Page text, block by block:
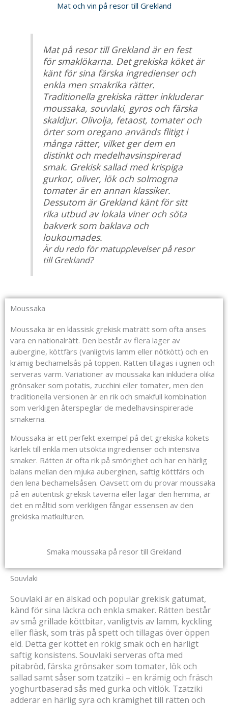
Mat och vin på resor till Grekland
Mat på resor till Grekland är en fest
för smaklökarna. Det grekiska köket är
känt för sina färska ingredienser och
enkla men smakrika rätter.
Traditionella grekiska rätter inkluderar
moussaka, souvlaki, gyros och färska
skaldjur. Olivolja, fetaost, tomater och
örter som oregano används flitigt i
många rätter, vilket ger dem en
distinkt och medelhavsinspirerad
smak. Grekisk sallad med krispiga
gurkor, oliver, lök och solmogna
tomater är en annan klassiker.
Dessutom är Grekland känt för sitt
rika utbud av lokala viner och söta
bakverk som baklava och
loukoumades.
Är du redo för matupplevelser på resor
till Grekland?
Moussaka
Moussaka är en klassisk grekisk maträtt som ofta anses
vara en nationalrätt. Den består av flera lager av
aubergine, köttfärs (vanligtvis lamm eller nötkött) och en
krämig bechamelsås på toppen. Rätten tillagas i ugnen och
serveras varm. Variationer av moussaka kan inkludera olika
grönsaker som potatis, zucchini eller tomater, men den
traditionella versionen är en rik och smakfull kombination
som verkligen återspeglar de medelhavsinspirerade
smakerna.
Moussaka är ett perfekt exempel på det grekiska kökets
kärlek till enkla men utsökta ingredienser och intensiva
smaker. Rätten är ofta rik på smörighet och har en härlig
balans mellan den mjuka auberginen, saftig köttfärs och
den lena bechamelsåsen. Oavsett om du provar moussaka
på en autentisk grekisk taverna eller lagar den hemma, är
det en måltid som verkligen fångar essensen av den
grekiska matkulturen.
Smaka moussaka på resor till Grekland
Souvlaki
Souvlaki är en älskad och populär grekisk gatumat,
känd för sina läckra och enkla smaker. Rätten består
av små grillade köttbitar, vanligtvis av lamm, kyckling
eller fläsk, som träs på spett och tillagas över öppen
eld. Detta ger köttet en rökig smak och en härligt
saftig konsistens. Souvlaki serveras ofta med
pitabröd, färska grönsaker som tomater, lök och
sallad samt såser som tzatziki – en krämig och fräsch
yoghurtbaserad sås med gurka och vitlök. Tzatziki
adderar en härlig syra och krämighet till rätten och